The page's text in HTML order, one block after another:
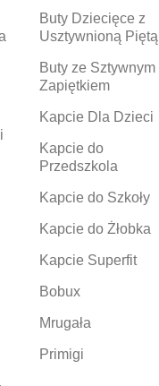
Buty Dziecięce z
Usztywnioną Piętą
Buty ze Sztywnym
Zapiętkiem
Kapcie Dla Dzieci
Kapcie do
Przedszkola
Kapcie do Szkoły
Kapcie do Żłobka
Kapcie Superfit
Bobux
Mrugała
Primigi